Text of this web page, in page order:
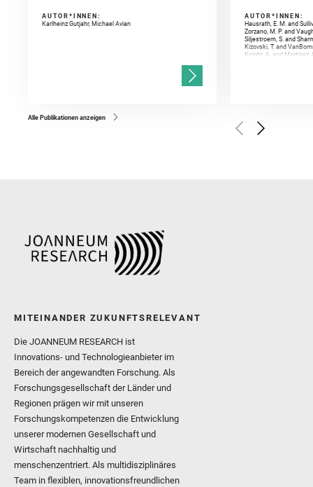
AUTOR*INNEN:
Karlheinz Gutjahr, Michael Avian
AUTOR*INNEN:
Hausrath, E. M. and
Zorzano, M. P. and
Siljestroem, S. and
Kizovski, T. and
Knight, A. and Martinez,
Golombek, M. and
Herkenhoff, K. and
Alle Publikationen anzeigen
MITEINANDER ZUKUNFTSRELEVANT
Die JOANNEUM RESEARCH ist
Innovations- und Technologieanbieter im
Bereich der angewandten Forschung. Als
Forschungsgesellschaft der Länder und
Regionen prägen wir mit unseren
Forschungskompetenzen die Entwicklung
unserer modernen Gesellschaft und
Wirtschaft nachhaltig und
menschenzentriert. Als multidisziplinäres
Team in flexiblen, innovationsfreundlichen